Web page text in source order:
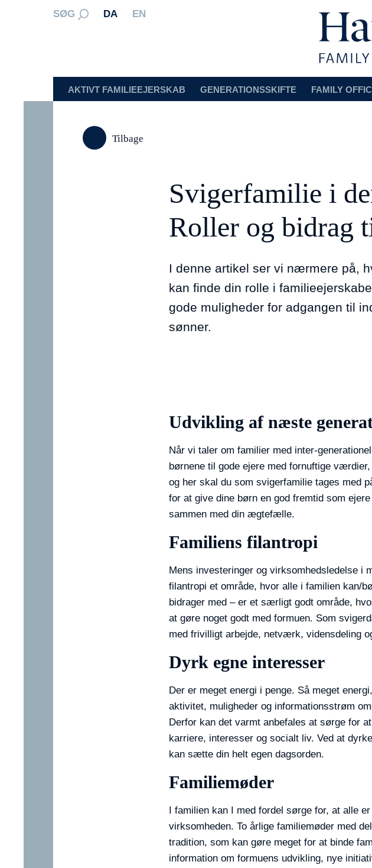
SØG DA EN
AKTIVT FAMILIEEJERSKAB GENERATIONSSKIFTE FAMILY
Tilbage
Svigerfamilie i
Roller og bidrag
I denne artikel ser vi nærmere på,
kan finde din rolle i
gode muligheder for adgangen til
sønner.
Udvikling af næste
Når vi taler om familier med inter-
børnene til gode ejere med fornuftige
og her skal du som svigerfamilie tages med
for at give dine børn en god fremtid som
sammen med din ægtefælle.
Familiens filantropi
Mens investeringer og virksomhedsledelse i
filantropi et område, hvor alle i familien kan/
bidrager med – er et særligt godt område,
at gøre noget godt med formuen. Som
med frivilligt arbejde, netværk, vidensdeling
Dyrk egne interesser
Der er meget energi i penge. Så meget
aktivitet, muligheder og informationsstrøm
Derfor kan det varmt anbefales at sørge for
karriere, interesser og socialt liv. Ved at
kan sætte din helt egen dagsorden.
Familiemøder
I familien kan I med fordel sørge for, at alle
virksomheden. To årlige familiemøder med
tradition, som kan gøre meget for at binde
information om formuens udvikling, nye